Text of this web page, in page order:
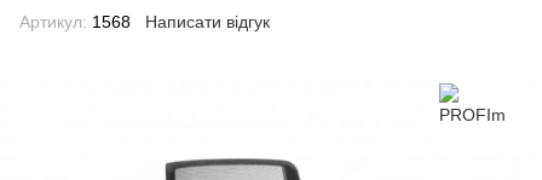
Артикул: 1568 Написати відгук